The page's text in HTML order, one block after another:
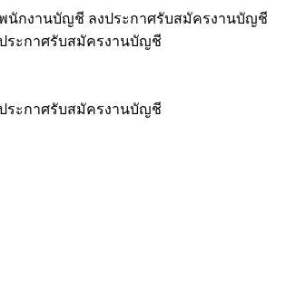
กงานบัญชี ลงประกาศรับสมัครงานบัญชี
ะกาศรับสมัครงานบัญชี
ะกาศรับสมัครงานบัญชี